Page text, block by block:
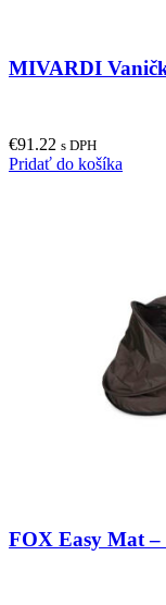
MIVARDI
€91.22 s DPH
Pridať do košíka
FOX Easy Mat –